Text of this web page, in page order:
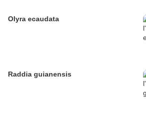
Olyra ecaudata
Raddia guianensis